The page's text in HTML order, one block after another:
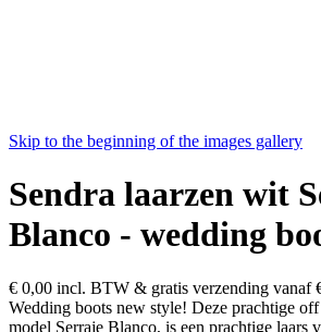
Skip to the beginning of the images gallery
Sendra laarzen wit
Blanco - wedding
€ 0,00 incl. BTW & gratis verzending vanaf
Wedding boots new style! Deze prachtige
model Serraje Blanco, is een prachtige laars